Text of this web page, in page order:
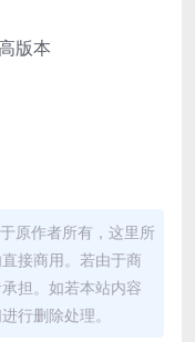
版本
原作者所有，这里所
接商用。若由于商
担。如若本站内容
行删除处理。